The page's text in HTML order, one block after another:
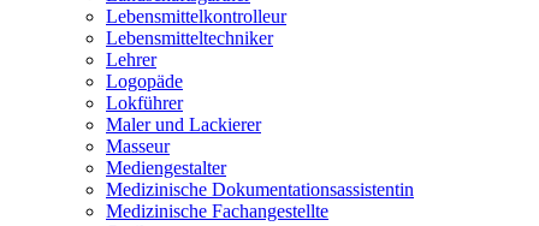
Lebensmittelkontrolleur
Lebensmitteltechniker
Lehrer
Logopäde
Lokführer
Maler und Lackierer
Masseur
Mediengestalter
Medizinische Dokumentationsassistentin
Medizinische Fachangestellte